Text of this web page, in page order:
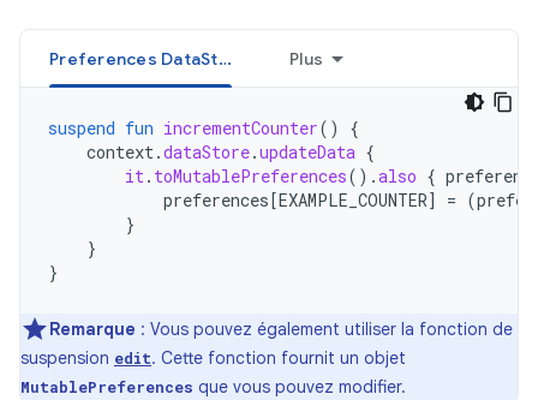
Preferences DataStore Plus
suspend fun incrementCounter()
{
context.dataStore.updateData {
it. toMutablePreferences().also {
preferences[EXAMPLE_COUNTER] = (
}
}
}
Remarque : Vous pouvez également utiliser la fonction de
suspension edit. Cette fonction fournit un objet
MutablePreferences que vous pouvez modifier.